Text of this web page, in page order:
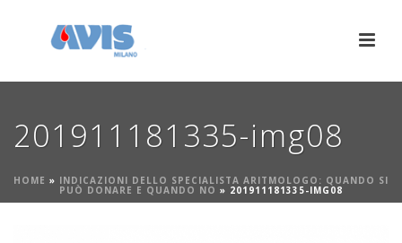
201911181335-img08
HOME » INDICAZIONI DELLO SPECIALISTA ARITMOLOGO: QUANDO SI
PUÒ DONARE E QUANDO NO » 201911181335-IMG08